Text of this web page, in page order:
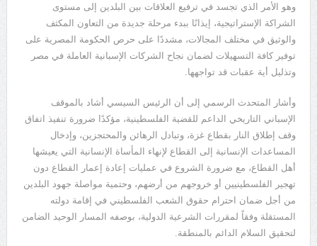
وهو الأمر الذي تجسد في ترفيع العلاقات بين البلدين إلى مستوى
الشراكة الإستراتيجية، إيذانًا ببدء مرحلة جديدة من التعاون المكثف
والوثيق في مختلف المجالات، مشددًا على حرص الحكومة المصرية على
توفير كافة التسهيلات لضمان نجاح الشركات الإسبانية العاملة في مصر
وتذليل أية عقبات قد تواجهها.
وأشار المتحدث الرسمي إلى أن الرئيس السيسي أشاد بالموقف
الإسباني التاريخي الداعم للقضية الفلسطينية، مؤكدًا ضرورة تنفيذ اتفاق
وقف إطلاق النار بقطاع غزة، وتبادل الرهائن والمحتجزين، وإدخال
المساعدات الإنسانية إلى القطاع لإنهاء المأساة الإنسانية التي يعيشها
أهل القطاع، مع ضرورة الشروع في عمليات إعادة إعمار القطاع دون
تهجير الفلسطينيين أو خروجهم من أرضهم، وحتمية مواصلة جهود البلدين
من أجل ضمان احترام حقوق الشعب الفلسطيني في إقامة دولته
المستقلة وفقاً لمقررات الشرعية الدولية، بوصفه المسار الوحيد الضامن
لتحقيق السلام الدائم بالمنطقة.